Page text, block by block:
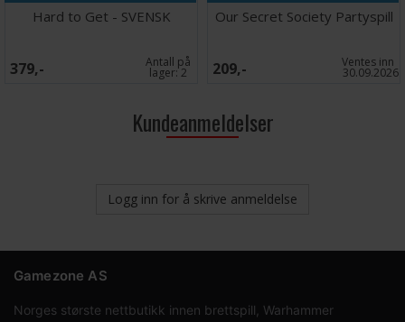
Hard to Get - SVENSK
379,- Antall på
lager:2
Our Secret Society Partyspill
209,- Ventes inn
30.09.2026
Kundeanmeldelser
Logg inn for å skrive anmeldelse
Gamezone AS
Norges største nettbutikk innen brettspill, Warhammer